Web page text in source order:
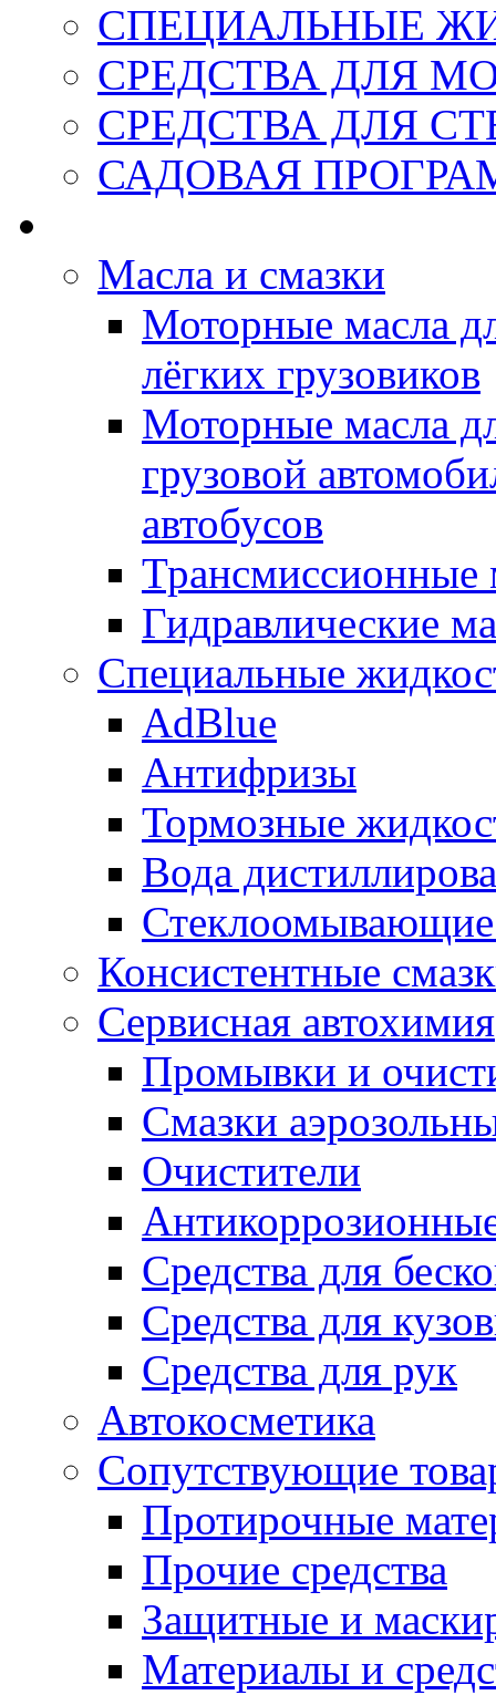
СПЕЦИАЛЬНЫЕ
СРЕДСТВА ДЛЯ
СРЕДСТВА ДЛЯ
САДОВАЯ
Масла и смазки
Моторные масла
лёгких грузовиков
Моторные масла
грузовой
автобусов
Трансмиссионные
Гидравлические
Специальные
AdBlue
Антифризы
Тормозные
Вода
Консистентные
Сервисная автохимия
Промывки и
Смазки
Очистители
Средства для
Средства для
Средства для рук
Автокосметика
Сопутствующие
Протирочные
Прочие средства
Защитные и
Материалы и